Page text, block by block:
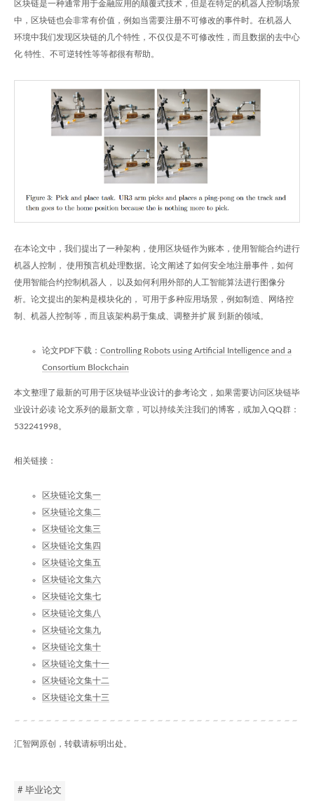
区块链是一种通常用于金融应用的颠覆式技术，但是在特定的机器人控制场景
中，区块链也会非常有价值，例如当需要注册不可修改的事件时。在机器人
环境中我们发现区块链的几个特性，不仅仅是不可修改性，而且数据的去中心
化 特性、不可逆转性等等都很有帮助。
在本论文中，我们提出了一种架构，使用区块链作为账本，使用智能合约进行
机器人控制， 使用预言机处理数据。论文阐述了如何安全地注册事件，如何
使用智能合约控制机器人， 以及如何利用外部的人工智能算法进行图像分
析。论文提出的架构是模块化的， 可用于多种应用场景，例如制造、网络控
制、机器人控制等，而且该架构易于集成、调整并扩展 到新的领域。
论文PDF下载： Controlling Robots using Artificial Intelligence and a
Consortium Blockchain
本文整理了最新的可用于区块链毕业设计的参考论文，如果需要访问区块链毕
业设计必读 论文系列的最新文章，可以持续关注我们的博客，或加入QQ群：
532241998。
相关链接：
区块链论文集一
区块链论文集二
区块链论文集三
区块链论文集四
区块链论文集五
区块链论文集六
区块链论文集七
区块链论文集八
区块链论文集九
区块链论文集十
区块链论文集十一
区块链论文集十二
区块链论文集十三
汇智网原创，转载请标明出处。
# 毕业论文